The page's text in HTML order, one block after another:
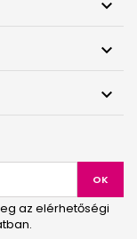



az elérhetőségi